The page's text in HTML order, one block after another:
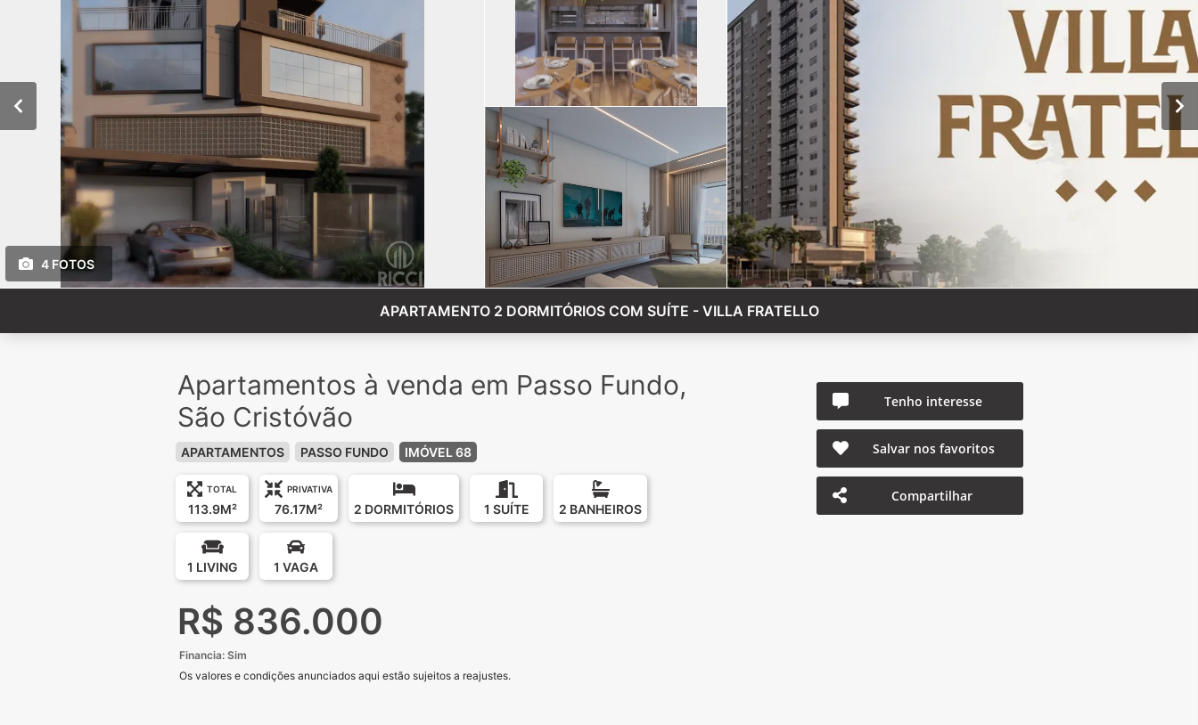
4 FOTOS
APARTAMENTO 2 DORMITÓRIOS COM SUÍTE - VILLA FRATELLO
Apartamentos à venda em Passo Fundo,
São Cristóvão
APARTAMENTOS PASSO FUNDO IMÓVEL 68
TOTAL
113.9M²
PRIVATIVA
76.17M² 2 DORMITÓRIOS 1 SUÍTE 2 BANHEIROS
1 LIVING 1 VAGA
R$ 836.000
Financia: Sim
Os valores e condições anunciados aqui estão sujeitos a reajustes.
Tenho interesse
Salvar nos favoritos
Compartilhar